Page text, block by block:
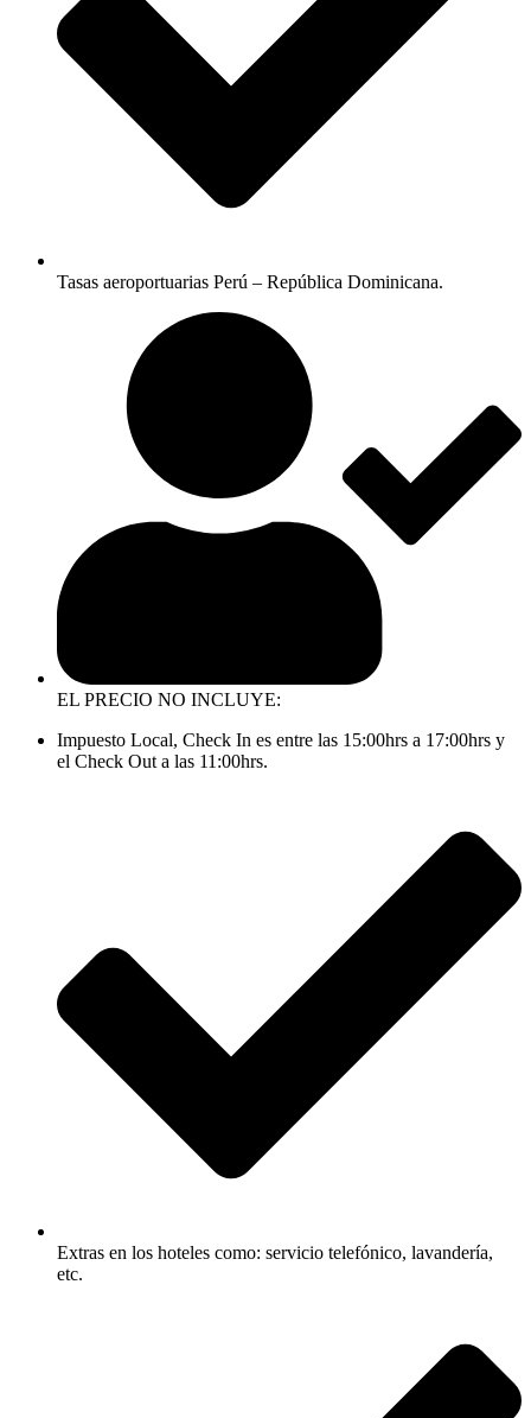
Tasas aeroportuarias Perú – República Dominicana.
EL PRECIO NO INCLUYE:
Impuesto Local, Check In es entre las 15:00hrs a 17:00hrs y
el Check Out a las 11:00hrs.
Extras en los hoteles como: servicio telefónico, lavandería,
etc.